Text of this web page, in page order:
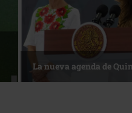
Reconocimiento de